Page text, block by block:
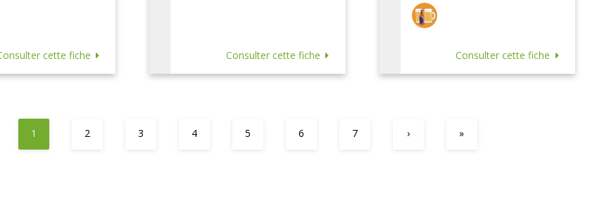
cette fiche Consulter cette fiche Consulter cette fiche
1 2 3 4 5 6 7 › »